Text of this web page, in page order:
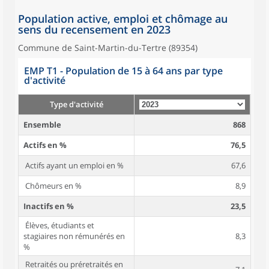
Population active, emploi et chômage au
sens du recensement en 2023
Commune de Saint-Martin-du-Tertre (89354)
EMP T1 - Population de 15 à 64 ans par type
d'activité
Type d'activité
Ensemble
868
Actifs en %
76,5
Actifs ayant un emploi en %
67,6
Chômeurs en %
8,9
Inactifs en %
23,5
Élèves, étudiants et
stagiaires non rémunérés en
%
8,3
Retraités ou préretraités en